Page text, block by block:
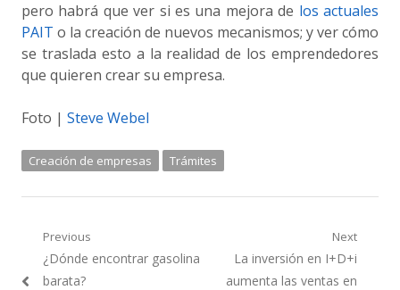
pero habrá que ver si es una mejora de los actuales
PAIT o la creación de nuevos mecanismos; y ver cómo
se traslada esto a la realidad de los emprendedores
que quieren crear su empresa.
Foto | Steve Webel
Creación de empresas Trámites
Navegación
de
Previous
Previous
post:
¿Dónde encontrar gasolina
barata?
Next
Next
post:
La inversión en I+D+i
aumenta las ventas en